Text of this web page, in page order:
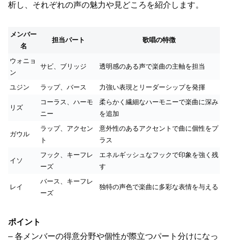
析し、それぞれの声の魅力や見どころを紹介します。
メンバー
名
担当パート 歌唱の特徴
ウォニョ
ン
サビ、ブリッジ 透明感のある声で楽曲の主軸を担当
ユジン ラップ、バース 力強い表現とリーダーシップを発揮
リズ
コーラス、ハーモ
ニー
柔らかく繊細なハーモニーで楽曲に深み
を追加
ガウル
ラップ、アクセン
ト
意外性のあるアクセントで曲に個性をプ
ラス
イソ
フック、キーフレ
ーズ
エネルギッシュなフックで印象を強く残
す
レイ
バース、キーフレ
ーズ
独特の声色で楽曲に多彩な表情を与える
ポイント
– 各メンバーの得意分野や個性が際立つパート分けになっ